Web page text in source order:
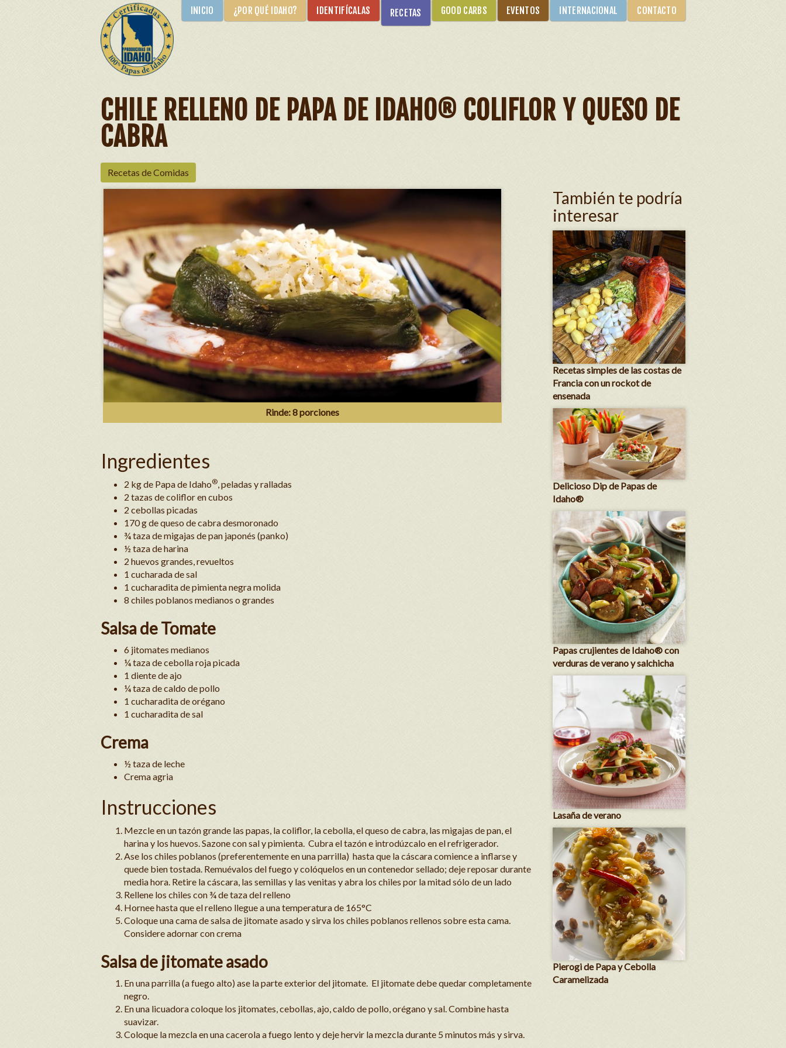
INICIO ¿POR QUÉ IDAHO? IDENTIFÍCALAS RECETAS GOOD CARBS EVENTOS INTERNACIONAL CONTACTO
CHILE RELLENO DE PAPA DE IDAHO® COLIFLOR Y QUESO DE
CABRA
Recetas de Comidas
Rinde: 8 porciones
Ingredientes
2 kg de Papa de Idaho®, peladas y ralladas
2 tazas de coliflor en cubos
2 cebollas picadas
170 g de queso de cabra desmoronado
¾ taza de migajas de pan japonés (panko)
½ taza de harina
2 huevos grandes, revueltos
1 cucharada de sal
1 cucharadita de pimienta negra molida
8 chiles poblanos medianos o grandes
Salsa de Tomate
6 jitomates medianos
¼ taza de cebolla roja picada
1 diente de ajo
¼ taza de caldo de pollo
1 cucharadita de orégano
1 cucharadita de sal
Crema
½ taza de leche
Crema agria
Instrucciones
Mezcle en un tazón grande las papas, la coliflor, la cebolla, el queso de cabra, las migajas de pan, el
harina y los huevos. Sazone con sal y pimienta. Cubra el tazón e introdúzcalo en el refrigerador.
Ase los chiles poblanos (preferentemente en una parrilla) hasta que la cáscara comience a inflarse y
quede bien tostada. Remuévalos del fuego y colóquelos en un contenedor sellado; deje reposar durante
media hora. Retire la cáscara, las semillas y las venitas y abra los chiles por la mitad sólo de un lado
Rellene los chiles con ¾ de taza del relleno
Hornee hasta que el relleno llegue a una temperatura de 165°C
Coloque una cama de salsa de jitomate asado y sirva los chiles poblanos rellenos sobre esta cama.
Considere adornar con crema
Salsa de jitomate asado
En una parrilla (a fuego alto) ase la parte exterior del jitomate. El jitomate debe quedar completamente
negro.
En una licuadora coloque los jitomates, cebollas, ajo, caldo de pollo, orégano y sal. Combine hasta
suavizar.
Coloque la mezcla en una cacerola a fuego lento y deje hervir la mezcla durante 5 minutos más y sirva.
También te podría
interesar
Recetas simples de las costas de
Francia con un rockot de
ensenada
Delicioso Dip de Papas de
Idaho®
Papas crujientes de Idaho® con
verduras de verano y salchicha
Lasaña de verano
Pierogi de Papa y Cebolla
Caramelizada